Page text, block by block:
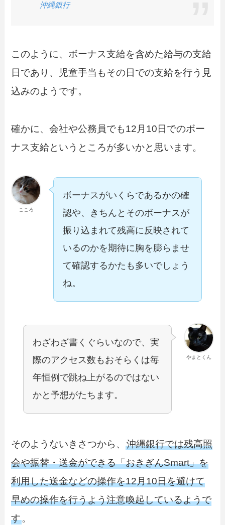
沖縄銀行
このように、ボーナス支給を含めた給与の支給
日であり、児童手当もその日での支給を行う見
込みのようです。
確かに、会社や公務員でも12月10日でのボー
ナス支給というところが多いかと思います。
こころ
ボーナスがいくらであるかの確
認や、きちんとそのボーナスが
振り込まれて残高に反映されて
いるのかを期待に胸を膨らませ
て確認するかたも多いでしょう
ね。
やまとくん
わざわざ書くぐらいなので、実
際のアクセス数もおそらくは毎
年恒例で跳ね上がるのではない
かと予想がたちます。
そのようないきさつから、沖縄銀行では残高照
会や振替・送金ができる「おきぎんSmart」を
利用した送金などの操作を12月10日を避けて
早めの操作を行うよう注意喚起しているようで
す。